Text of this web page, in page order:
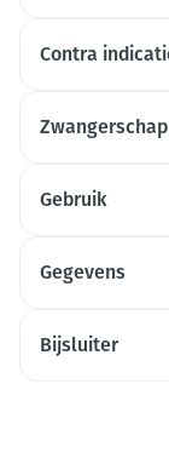
Contra
Zwangerschap
Gebruik
Gegevens
Bijsluiter